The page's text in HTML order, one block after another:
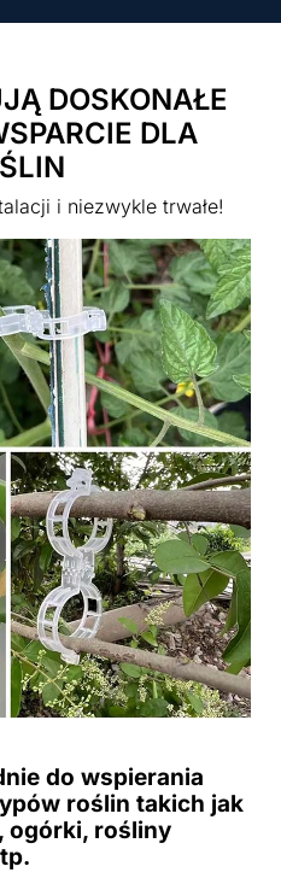
DOSKONAŁE
DLA
i niezwykle trwałe!
do wspierania
roślin takich jak
ogórki, rośliny